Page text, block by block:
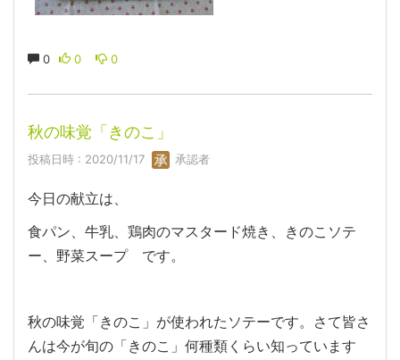
0 0 0
秋の味覚「きのこ」
投稿日時 : 2020/11/17 承認者
今日の献立は、
食パン、牛乳、鶏肉のマスタード焼き、きのこソテ
ー、野菜スープ です。
秋の味覚「きのこ」が使われたソテーです。さて皆さ
んは今が旬の「きのこ」何種類くらい知っています